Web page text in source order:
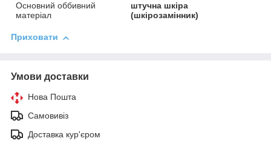
Основний оббивний
матеріал
штучна шкіра
(шкірозамінник)
Приховати
Умови доставки
Нова Пошта
Самовивіз
Доставка кур'єром